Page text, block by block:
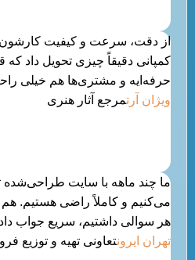
از دقت، سرعت و کیفیت
کمپانی دقیقاً چیزی تحویل داد
حرفه‌ایه و مشتری‌ها هم خیلی
ویژان آرتمرجع آثار هنری
ما چند ماهه با سایت طراحی‌شده
می‌کنیم و کاملاً راضی هستیم.
هر سوالی داشتیم، سریع جواب
تهران ایرونتعاونی تهیه و توزیع